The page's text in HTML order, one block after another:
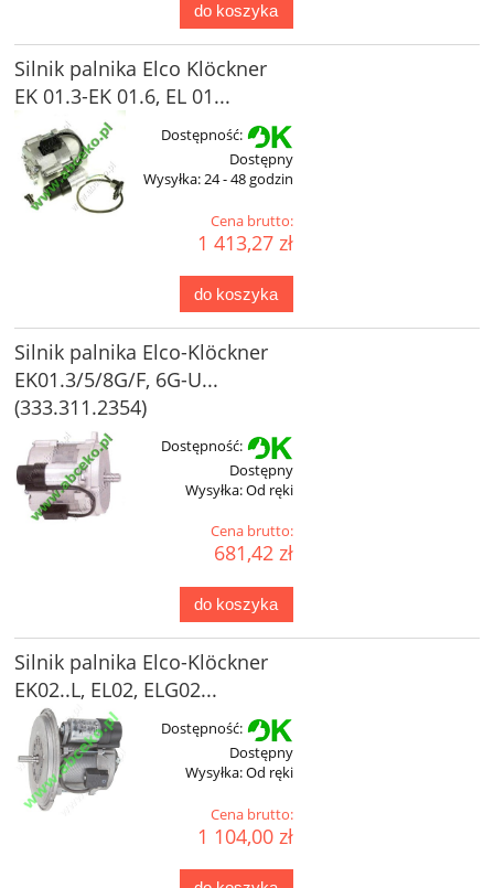
do koszyka
Silnik palnika Elco Klöckner
EK 01.3-EK 01.6, EL 01...
Dostępność:
Dostępny
Wysyłka:24 - 48 godzin
Cena brutto:
1 413,27 zł
do koszyka
Silnik palnika Elco-Klöckner
EK01.3/5/8G/F, 6G-U...
(333.311.2354)
Dostępność:
Dostępny
Wysyłka:Od ręki
Cena brutto:
681,42 zł
do koszyka
Silnik palnika Elco-Klöckner
EK02..L, EL02, ELG02...
Dostępność:
Dostępny
Wysyłka:Od ręki
Cena brutto:
1 104,00 zł